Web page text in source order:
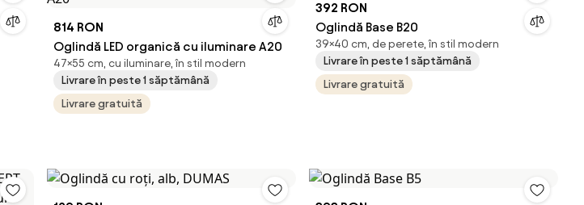
814 RON
Oglindă LED organică cu iluminare A20
47×55 cm, cu iluminare, în stil modern
Livrare în peste 1 săptămână
Livrare gratuită
392 RON
Oglindă Base B20
39×40 cm, de perete, în stil modern
Livrare în peste 1 săptămână
Livrare gratuită